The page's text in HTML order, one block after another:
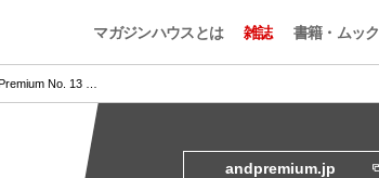
マガジンハウスとは 雑誌 書籍・ムック
No. 13 …
andpremium.jp